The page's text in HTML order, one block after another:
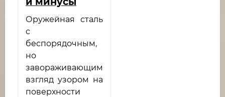
Оружейная сталь
с
беспорядочным,
но
завораживающим
взгляд узором на
поверхности